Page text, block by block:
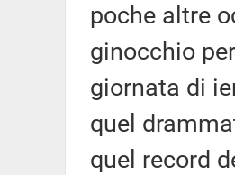
poche altre
ginocchio
giornata di
quel
quel record